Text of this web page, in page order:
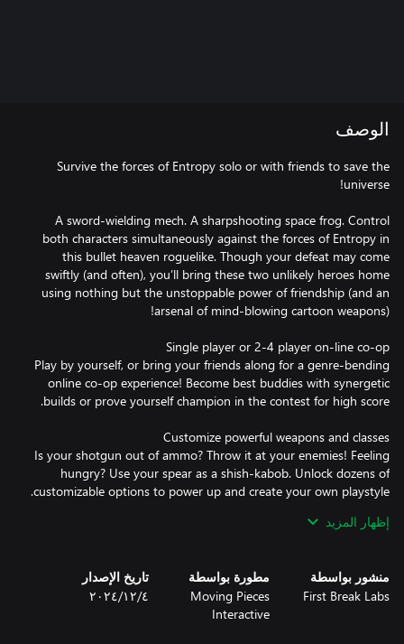
الوصف
Survive the forces of Entropy solo or with friends to save the
A sword-wielding mech. A sharpshooting space frog. Control
both characters simultaneously against the forces of Entropy in
this bullet heaven roguelike. Though your defeat may come
swiftly (and often), you’ll bring these two unlikely heroes home
using nothing but the unstoppable power of friendship (and an
Play by yourself, or bring your friends along for a genre-bending
online co-op experience! Become best buddies with synergetic
Is your shotgun out of ammo? Throw it at your enemies! Feeling
hungry? Use your spear as a shish-kabob. Unlock dozens of
إظهار المزيد
منشور بواسطة
First Break Labs
مطورة بواسطة
Moving Pieces
Interactive
تاريخ الإصدار
٤‏/١٢‏/٢٠٢٤